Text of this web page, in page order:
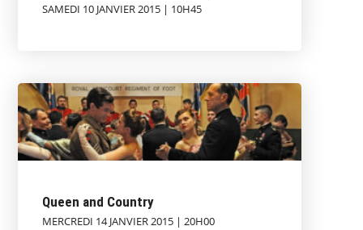
SAMEDI 10 JANVIER 2015 | 10H45
Queen and Country
MERCREDI 14 JANVIER 2015 | 20H00